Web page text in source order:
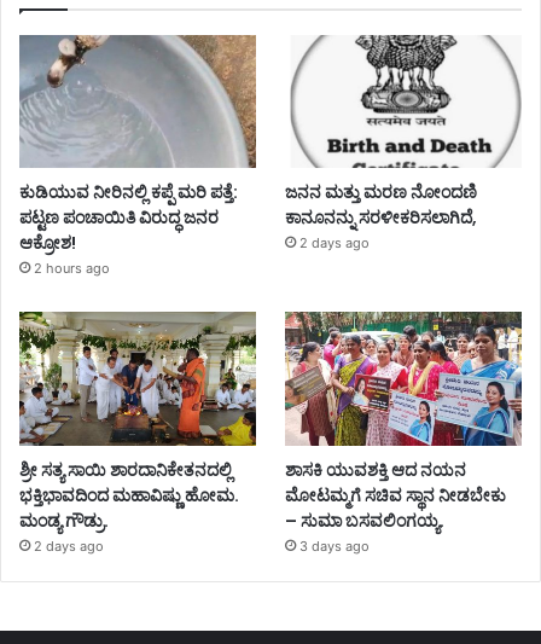
ಕುಡಿಯುವ ನೀರಿನಲ್ಲಿ ಕಪ್ಪೆ ಮರಿ ಪತ್ತೆ:
ಪಟ್ಟಣ ಪಂಚಾಯಿತಿ ವಿರುದ್ಧ ಜನರ
ಆಕ್ರೋಶ!
2 hours ago
ಜನನ ಮತ್ತು ಮರಣ ನೋಂದಣಿ
ಕಾನೂನನ್ನು ಸರಳೀಕರಿಸಲಾಗಿದೆ,
2 days ago
ಶ್ರೀ ಸತ್ಯ ಸಾಯಿ ಶಾರದಾನಿಕೇತನದಲ್ಲಿ
ಭಕ್ತಿಭಾವದಿಂದ ಮಹಾವಿಷ್ಣು ಹೋಮ.
ಮಂಡ್ಯ ಗೌಡ್ರು.
2 days ago
ಶಾಸಕಿ ಯುವಶಕ್ತಿ ಆದ ನಯನ
ಮೋಟಮ್ಮಗೆ ಸಚಿವ ಸ್ಥಾನ ನೀಡಬೇಕು
– ಸುಮಾ ಬಸವಲಿಂಗಯ್ಯ.
3 days ago